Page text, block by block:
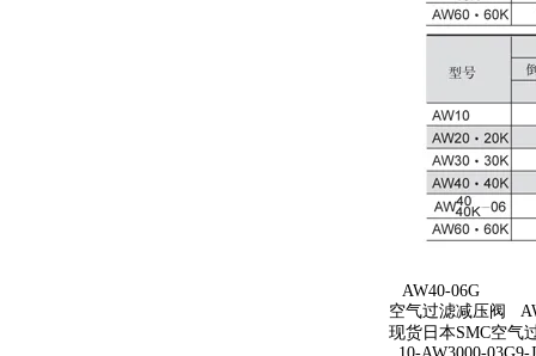
AW40-06G
空气过滤减压阀
现货日本SMC空气